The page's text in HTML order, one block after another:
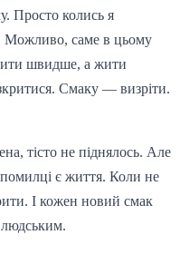
Просто колись я
Можливо, саме в цьому
швидше, а жити
Смаку — визріти.
тісто не піднялось. Але
помилці є життя. Коли не
І кожен новий смак